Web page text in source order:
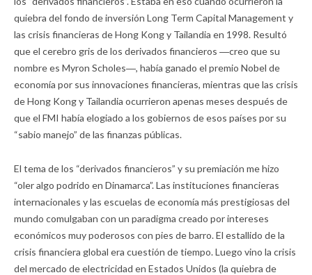
quiebra del fondo de inversión Long Term Capital Management y
las crisis financieras de Hong Kong y Tailandia en 1998. Resultó
que el cerebro gris de los derivados financieros ―creo que su
nombre es Myron Scholes―, había ganado el premio Nobel de
economía por sus innovaciones financieras, mientras que las crisis
de Hong Kong y Tailandia ocurrieron apenas meses después de
que el FMI había elogiado a los gobiernos de esos países por su
“sabio manejo” de las finanzas públicas.
El tema de los “derivados financieros” y su premiación me hizo
“oler algo podrido en Dinamarca”. Las instituciones financieras
internacionales y las escuelas de economía más prestigiosas del
mundo comulgaban con un paradigma creado por intereses
económicos muy poderosos con pies de barro. El estallido de la
crisis financiera global era cuestión de tiempo. Luego vino la crisis
del mercado de electricidad en Estados Unidos (la quiebra de